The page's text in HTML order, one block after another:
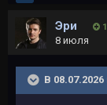
Эри
8 июля
В 08.07.2026